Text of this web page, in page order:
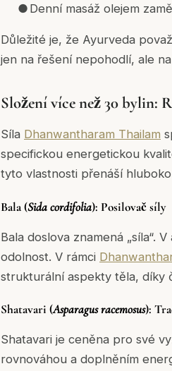
● Denní masáž olejem
Důležité je, že Ayurveda
jen na řešení nepohodlí, ale
Složení více než 30 bylin:
Síla Dhanwantharam Thailam
specifickou energetickou
tyto vlastnosti přenáší
Bala (Sida cordifolia): Posilovač síly
Bala doslova znamená „síla“.
odolnost. V rámci
strukturální aspekty těla, díky
Shatavari (Asparagus racemosus):
Shatavari je ceněna pro své
rovnováhou a doplněním